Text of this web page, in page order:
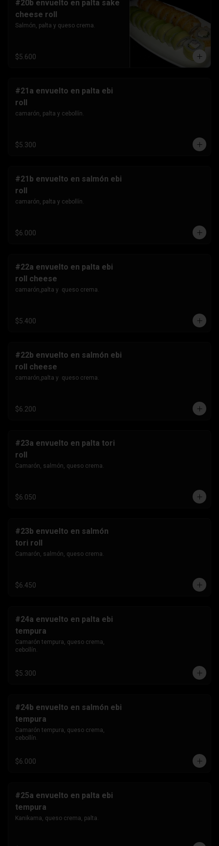
#20b envuelto en palta sake
cheese roll
Salmón, palta y queso crema.
$5.600
#21a envuelto en palta ebi
roll
camarón, palta y cebollín.
$5.300
#21b envuelto en salmón ebi
roll
camarón, palta y cebollín.
$6.000
#22a envuelto en palta ebi
roll cheese
camarón,palta y  queso crema.
$5.400
#22b envuelto en salmón ebi
roll cheese
camarón,palta y  queso crema.
$6.200
#23a envuelto en palta tori
roll
Camarón, salmón, queso crema.
$6.050
#23b envuelto en salmón
tori roll
Camarón, salmón, queso crema.
$6.450
#24a envuelto en palta ebi
tempura
Camarón tempura, queso crema,
cebollín.
$5.300
#24b envuelto en salmón ebi
tempura
Camarón tempura, queso crema,
cebollín.
$6.000
#25a envuelto en palta ebi
tempura
Kanikama, queso crema, palta.